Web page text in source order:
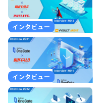
インタビュー
インタビュー